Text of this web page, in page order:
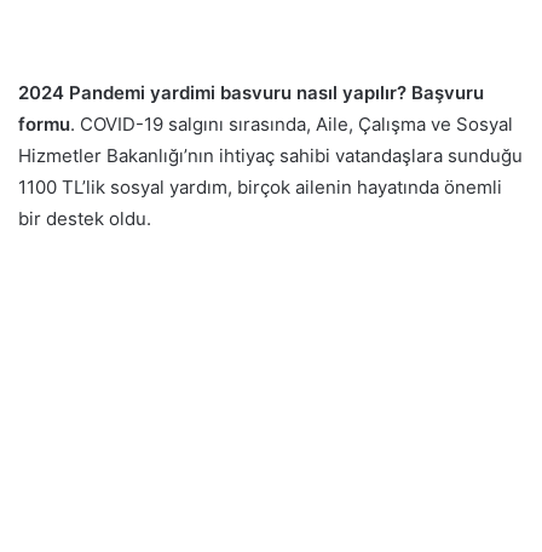
2024 Pandemi yardimi basvuru nasıl yapılır? Başvuru
formu. COVID-19 salgını sırasında, Aile, Çalışma ve Sosyal
Hizmetler Bakanlığı’nın ihtiyaç sahibi vatandaşlara sunduğu
1100 TL’lik sosyal yardım, birçok ailenin hayatında önemli
bir destek oldu.